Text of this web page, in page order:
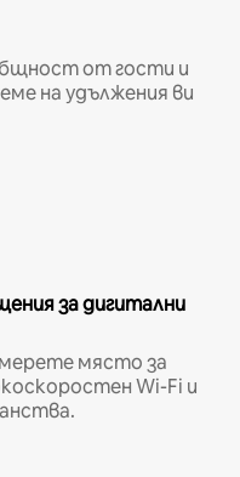
от гости и
на удължения ви
за дигитални
място за
Wi-Fi и